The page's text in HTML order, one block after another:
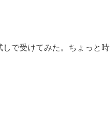
で受けてみた。ちょっと時